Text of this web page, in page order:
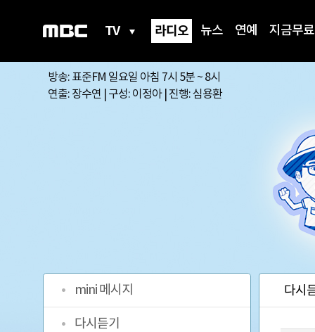
TV 라디오 뉴스 연예 지금무료
방송: 표준FM 일요일 아침 7시 5분 ~ 8시
연출: 장수연 | 구성: 이정아 | 진행: 심용환
프
메
mini 메시지
다시듣기
다시